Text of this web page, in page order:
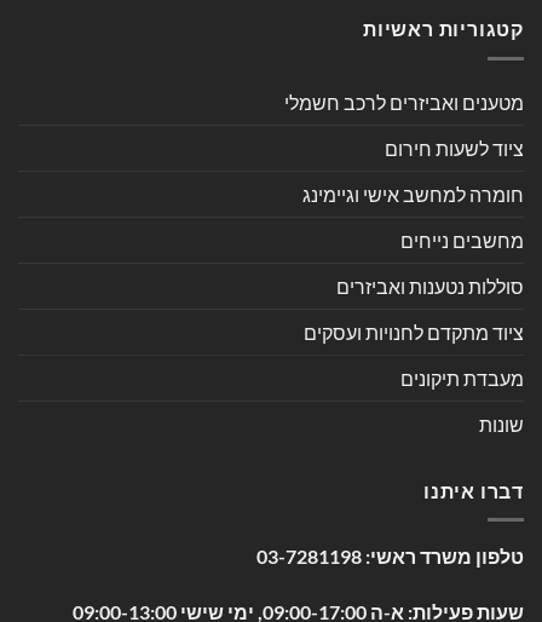
קטגוריות ראשיות
מטענים ואביזרים לרכב חשמלי
ציוד לשעות חירום
חומרה למחשב אישי וגיימינג
מחשבים נייחים
סוללות נטענות ואביזרים
ציוד מתקדם לחנויות ועסקים
מעבדת תיקונים
שונות
דברו איתנו
טלפון משרד ראשי: 03-7281198
שעות פעילות: א-ה 09:00-17:00, ימי שישי 09:00-13:00